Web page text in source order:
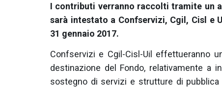
I contributi verranno raccolti tramite un
sarà intestato a Confservizi, Cgil, Cisl e
31 gennaio 2017.
Confservizi e Cgil-Cisl-Uil effettueranno
destinazione del Fondo, relativamente a
sostegno di servizi e strutture di